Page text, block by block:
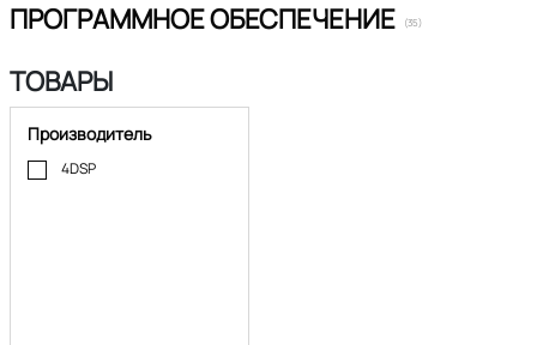
ПРОГРАММНОЕ ОБЕСПЕЧЕНИЕ (35)
ТОВАРЫ
Производитель
4DSP